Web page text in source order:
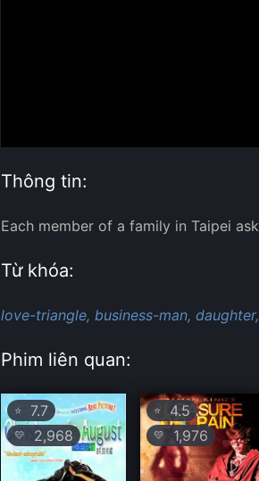
Thông tin:
Each member of a family in Taipei
Từ khóa:
love-triangle, business-man, daughter,
Phim liên quan:
⭐ 7.7
💛 2,968
⭐ 4.5
💛 1,976